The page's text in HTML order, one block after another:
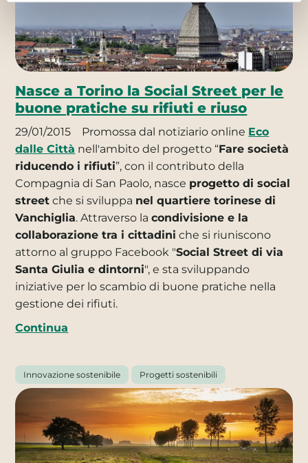
Nasce a Torino la Social Street per le
buone pratiche su rifiuti e riuso
29/01/2015 Promossa dal notiziario online Eco
dalle Città nell'ambito del progetto “Fare società
riducendo i rifiuti”, con il contributo della
Compagnia di San Paolo, nasce progetto di social
street che si sviluppa nel quartiere torinese di
Vanchiglia. Attraverso lacondivisione e la
collaborazione tra i cittadini che si riuniscono
attorno al gruppo Facebook "Social Street di via
Santa Giulia e dintorni", e sta sviluppando
iniziative per lo scambio di buone pratiche nella
gestione dei rifiuti.
Continua
Innovazione sostenibile Progetti sostenibili